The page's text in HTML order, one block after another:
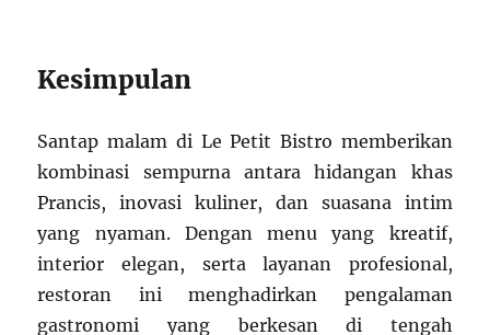
Kesimpulan
Santap malam di Le Petit Bistro memberikan
kombinasi sempurna antara hidangan khas
Prancis, inovasi kuliner, dan suasana intim
yang nyaman. Dengan menu yang kreatif,
interior elegan, serta layanan profesional,
restoran ini menghadirkan pengalaman
gastronomi yang berkesan di tengah